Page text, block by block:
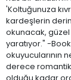
'Koltuğunuza
kardeşlerin
okunacak,
yaratıyor." -
okuyucularının
derece